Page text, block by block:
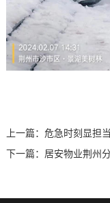
上一篇： 危急时刻显担
下一篇： 居安物业荆州